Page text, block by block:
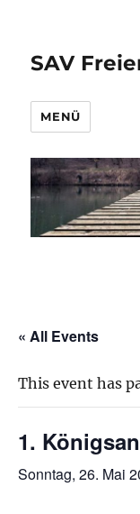
SAV
MENÜ
« All Events
This event has
1.
Sonntag, 26. Mai